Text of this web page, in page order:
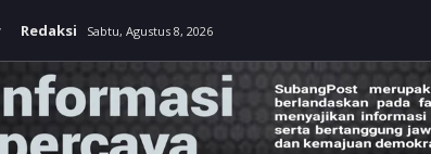
Redaksi Sabtu, Agustus 8, 2026